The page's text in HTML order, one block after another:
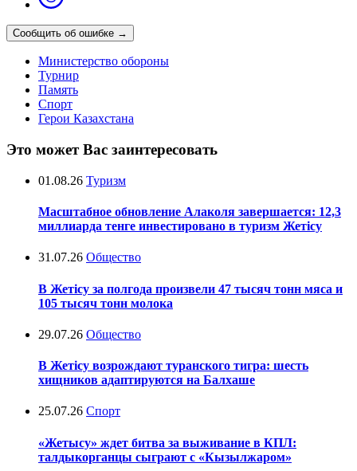
Сообщить об ошибке →
Министерство обороны
Турнир
Память
Спорт
Герои Казахстана
Это может Вас заинтересовать
01.08.26 Туризм
Масштабное обновление Алаколя завершается: 12,3
миллиарда тенге инвестировано в туризм Жетісу
31.07.26 Общество
В Жетісу за полгода произвели 47 тысяч тонн мяса и
105 тысяч тонн молока
29.07.26 Общество
В Жетісу возрождают туранского тигра: шесть
хищников адаптируются на Балхаше
25.07.26 Спорт
«Жетысу» ждет битва за выживание в КПЛ:
талдыкорганцы сыграют с «Кызылжаром»